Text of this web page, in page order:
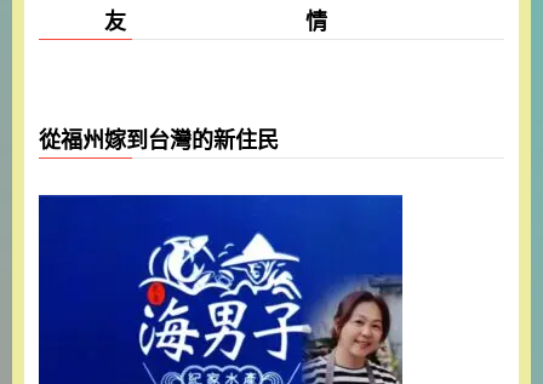
友 情
從福州嫁到台灣的新住民